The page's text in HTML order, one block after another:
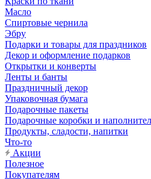
Масло
Спиртовые чернила
Эбру
Подарки и товары для праздников
Декор и оформление подарков
Открытки и конверты
Ленты и банты
Праздничный декор
Упаковочная бумага
Подарочные пакеты
Подарочные коробки и
Продукты, сладости, напитки
Что-то
Акции
Полезное
Покупателям